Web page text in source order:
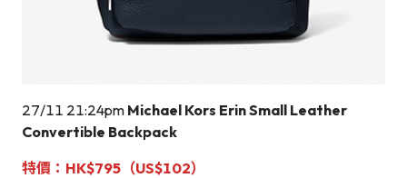
27/11 21:24pm Michael Kors Erin Small Leather
Convertible Backpack
特價：HK$795（US$102）